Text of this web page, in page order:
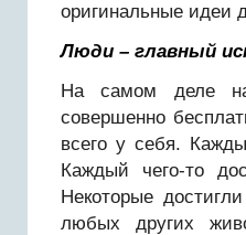
оригинальные идеи
Люди – главный
На самом деле
совершенно
всего у себя.
Каждый чего-то
Некоторые
любых других